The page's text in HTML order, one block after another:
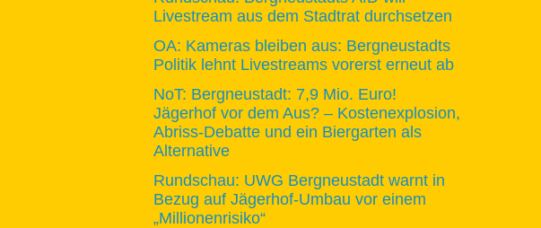
Livestream aus dem Stadtrat durchsetzen
OA: Kameras bleiben aus: Bergneustadts
Politik lehnt Livestreams vorerst erneut ab
NoT: Bergneustadt: 7,9 Mio. Euro!
Jägerhof vor dem Aus? – Kostenexplosion,
Abriss-Debatte und ein Biergarten als
Alternative
Rundschau: UWG Bergneustadt warnt in
Bezug auf Jägerhof-Umbau vor einem
„Millionenrisiko“